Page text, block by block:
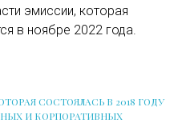
эмиссии, которая
в ноябре 2022 года.
СОСТОЯЛАСЬ В 2018 ГОДУ
И КОРПОРАТИВНЫХ